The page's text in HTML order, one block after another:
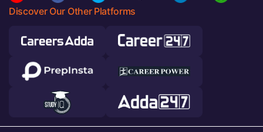
Discover Our Other Platforms